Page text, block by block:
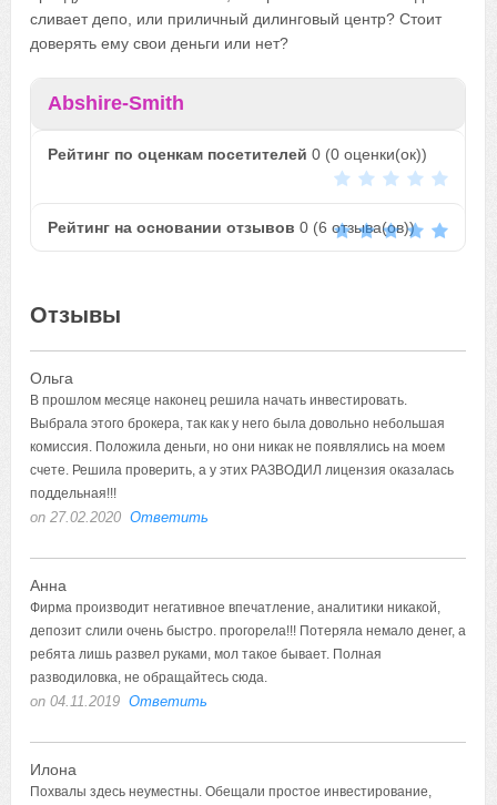
сливает депо, или приличный дилинговый центр? Стоит
доверять ему свои деньги или нет?
Abshire-Smith
Рейтинг по оценкам посетителей 0 (0 оценки(ок))
Рейтинг на основании отзывов 0 (6 отзыва(ов))
Отзывы
Ольга
В прошлом месяце наконец решила начать инвестировать.
Выбрала этого брокера, так как у него была довольно небольшая
комиссия. Положила деньги, но они никак не появлялись на моем
счете. Решила проверить, а у этих РАЗВОДИЛ лицензия оказалась
поддельная!!!
on 27.02.2020 Ответить
Анна
Фирма производит негативное впечатление, аналитики никакой,
депозит слили очень быстро. прогорела!!! Потеряла немало денег, а
ребята лишь развел руками, мол такое бывает. Полная
разводиловка, не обращайтесь сюда.
on 04.11.2019 Ответить
Илона
Похвалы здесь неуместны. Обещали простое инвестирование,